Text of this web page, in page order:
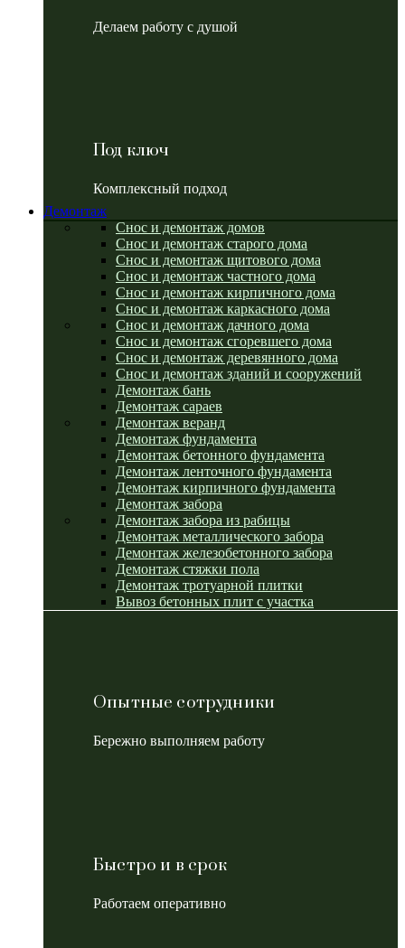
Делаем работу с душой
Под ключ
Комплексный подход
Демонтаж
Снос и демонтаж домов
Снос и демонтаж старого дома
Снос и демонтаж щитового дома
Снос и демонтаж частного дома
Снос и демонтаж кирпичного дома
Снос и демонтаж каркасного дома
Снос и демонтаж дачного дома
Снос и демонтаж сгоревшего дома
Снос и демонтаж деревянного дома
Снос и демонтаж зданий и сооружений
Демонтаж бань
Демонтаж сараев
Демонтаж веранд
Демонтаж фундамента
Демонтаж бетонного фундамента
Демонтаж ленточного фундамента
Демонтаж кирпичного фундамента
Демонтаж забора
Демонтаж забора из рабицы
Демонтаж металлического забора
Демонтаж железобетонного забора
Демонтаж стяжки пола
Демонтаж тротуарной плитки
Вывоз бетонных плит с участка
Опытные сотрудники
Бережно выполняем работу
Быстро и в срок
Работаем оперативно